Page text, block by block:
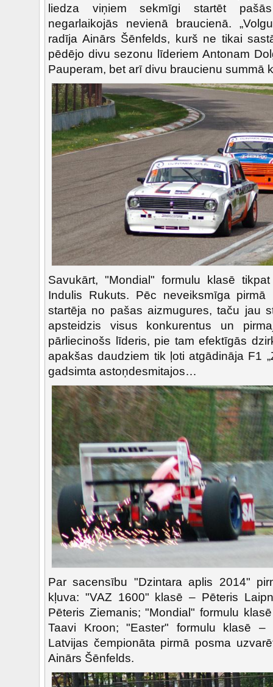
liedza viņiem sekmīgi startēt
negarlaikojās nevienā braucienā.
radīja Ainārs Šēnfelds, kurš ne tikai
pēdējo divu sezonu līderiem Antonam
Pauperam, bet arī divu braucienu summā
Savukārt, "Mondial" formulu klasē
Indulis Rukuts. Pēc neveiksmīga pirmā
startēja no pašas aizmugures, taču jau
apsteidzis visus konkurentus un
pārliecinošs līderis, pie tam efektīgās
apakšas daudziem tik ļoti atgādināja F1
gadsimta astoņdesmitajos…
Par sacensību "Dzintara aplis 2014"
kļuva: "VAZ 1600" klasē – Pēteris
Pēteris Ziemanis; "Mondial" formulu
Taavi Kroon; "Easter" formulu klasē
Latvijas čempionāta pirmā posma
Ainārs Šēnfelds.